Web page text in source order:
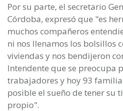
Por su parte, el secretario
Córdoba, expresó que "es
muchos compañeros
ni nos llenamos los bolsillos
viviendas y nos bendijeron
Intendente que se preocupa
trabajadores y hoy 93
posible el sueño de tener su
propio".